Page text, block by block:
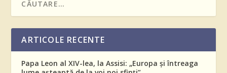
ARTICOLE RECENTE
Papa Leon al XIV-lea, la Assisi: „Europa și întreaga